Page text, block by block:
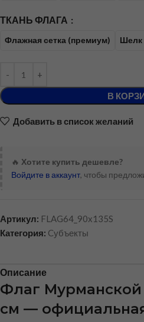
ТКАНЬ ФЛАГА
Флажная сетка (премиум) Шелк
В
Добавить в список желаний
🔥 Хотите купить дешевле?
Войдите в аккаунт, чтобы
Артикул: FLAG64_90x135S
Категория: Cубъекты
Описание
Флаг Мурманской
см —